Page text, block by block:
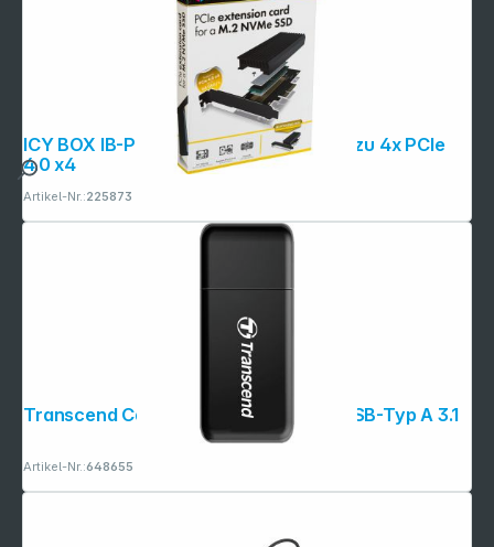
ICY BOX IB-PCI214M2-HSL 1x M2 PCIe zu 4x PCIe
4.0 x4
Artikel-Nr.:225873
Transcend Card Reader RDF5 Black USB-Typ A 3.1
Artikel-Nr.:648655